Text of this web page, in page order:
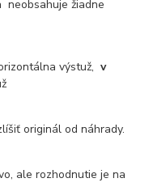
neobsahuje žiadne
výstuž,v
originál od náhrady.
ale rozhodnutie je na